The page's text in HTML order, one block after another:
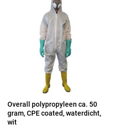
Overall polypropyleen ca. 50
gram, CPE coated, waterdicht,
wit